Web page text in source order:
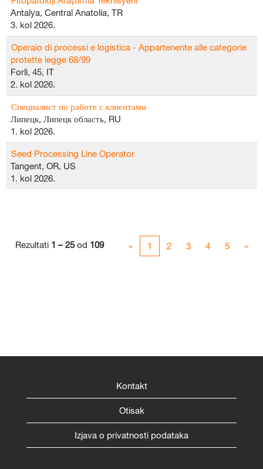
Antalya, Central Anatolia, TR
3. kol 2026.
Operaio di processi e logistica - Appartenente alle categorie
protette legge 68/99
Forlì, 45, IT
2. kol 2026.
Специалист по работе с клиентами
Липецк, Липецк область, RU
1. kol 2026.
Seed Processing Line Operator
Tangent, OR, US
1. kol 2026.
Rezultati 1 – 25od 109 « 1 2 3 4 5 »
Kontakt
Otisak
Izjava o privatnosti podataka